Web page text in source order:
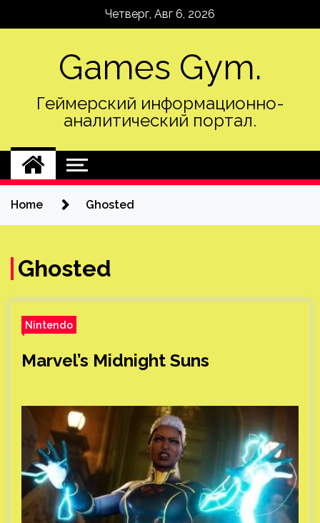
Четверг, Авг 6, 2026
Games Gym.
Геймерский информационно-
аналитический портал.
Home Ghosted
Ghosted
Nintendo
Marvel’s Midnight Suns